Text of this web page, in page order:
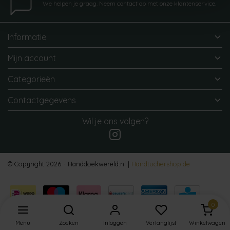
We helpen je graag. Neem contact op met onze klantenservice.
Informatie
Mijn account
Categorieën
Contactgegevens
Wil je ons volgen?
© Copyright 2026 - Handdoekwereld.nl | Handtuchershop.de
Menu Zoeken Inloggen Verlanglijst
0
Winkelwagen